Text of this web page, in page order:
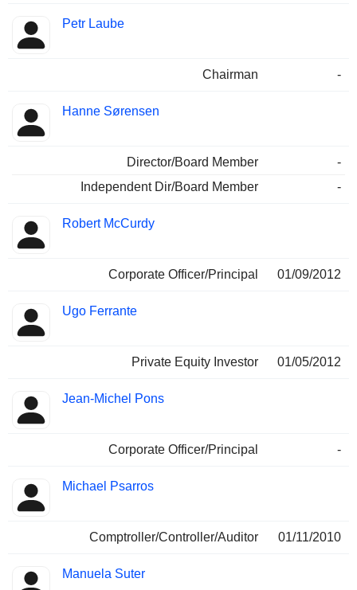
Petr Laube
Chairman -
Hanne Sørensen
Director/Board Member
-
Independent Dir/Board Member
-
Robert McCurdy
Corporate Officer/Principal 01/09/2012
Ugo Ferrante
Private Equity Investor 01/05/2012
Jean-Michel Pons
Corporate Officer/Principal -
Michael Psarros
Comptroller/Controller/Auditor 01/11/2010
Manuela Suter